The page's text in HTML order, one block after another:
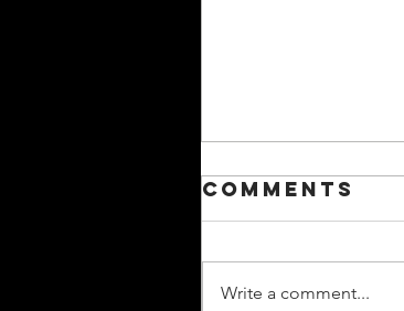
Comments
Write a comment...